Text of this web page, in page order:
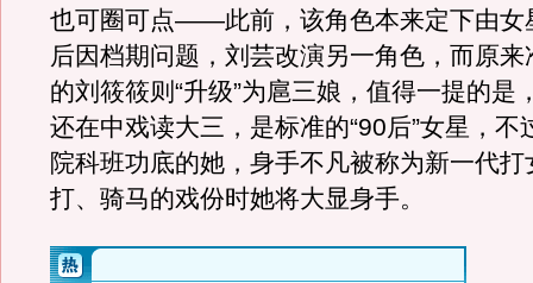
也可圈可点——此前，该角色本来定下由女
后因档期问题，刘芸改演另一角色，而原
的刘筱筱则“升级”为扈三娘，值得一提的是
还在中戏读大三，是标准的“90后”女星，不
院科班功底的她，身手不凡被称为新一代打
打、骑马的戏份时她将大显身手。